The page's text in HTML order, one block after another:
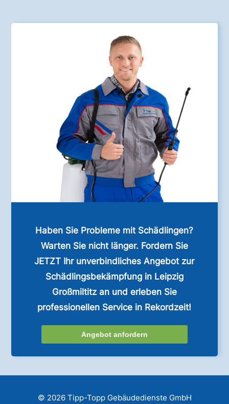
Haben Sie Probleme mit Schädlingen?
Warten Sie nicht länger. Fordern Sie
JETZT Ihr unverbindliches Angebot zur
Schädlingsbekämpfung in Leipzig
Großmiltitz an und erleben Sie
professionellen Service in Rekordzeit!
Angebot anfordern
© 2026 Tipp-Topp Gebäudedienste GmbH